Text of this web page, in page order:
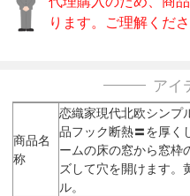
ります。ご理解くださ
アイ
商品名
称
恋織家現代北欧シンプ
品フック断熱〓を厚く
ームの床の窓から窓枠
ズして穴を開けます。
ル。